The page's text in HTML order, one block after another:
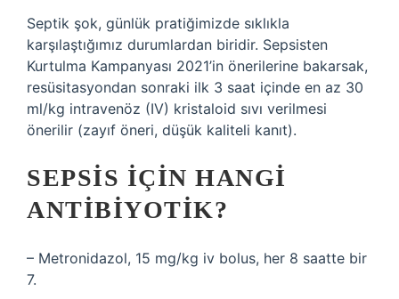
Septik şok, günlük pratiğimizde sıklıkla
karşılaştığımız durumlardan biridir. Sepsisten
Kurtulma Kampanyası 2021’in önerilerine bakarsak,
resüsitasyondan sonraki ilk 3 saat içinde en az 30
ml/kg intravenöz (IV) kristaloid sıvı verilmesi
önerilir (zayıf öneri, düşük kaliteli kanıt).
SEPSIS IÇIN HANGI
ANTIBIYOTIK?
– Metronidazol, 15 mg/kg iv bolus, her 8 saatte bir
7.